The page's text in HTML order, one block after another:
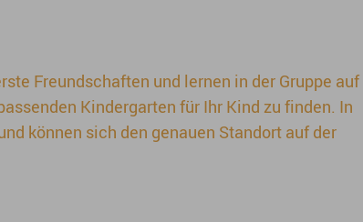
Freundschaften und lernen in der Gruppe auf
Kindergarten für Ihr Kind zu finden. In
können sich den genauen Standort auf der